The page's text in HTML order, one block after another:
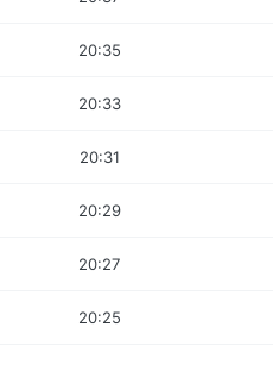
20:35
20:33
20:31
20:29
20:27
20:25